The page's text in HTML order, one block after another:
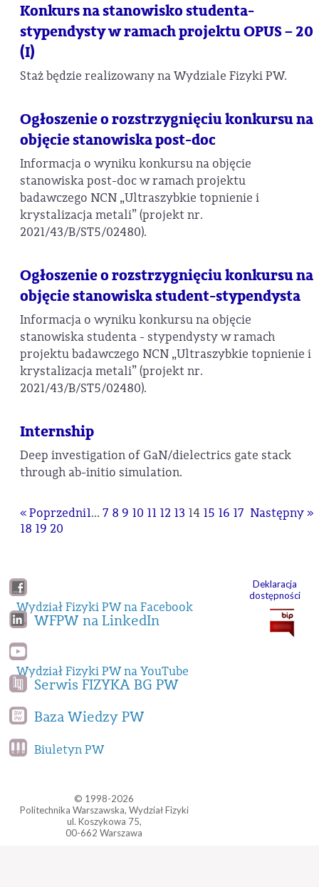
Konkurs na stanowisko studenta-
stypendysty w ramach projektu OPUS – 20
(I)
Staż będzie realizowany na Wydziale Fizyki PW.
Ogłoszenie o rozstrzygnięciu konkursu na
objęcie stanowiska post-doc
Informacja o wyniku konkursu na objęcie
stanowiska post-doc w ramach projektu
badawczego NCN „Ultraszybkie topnienie i
krystalizacja metali” (projekt nr.
2021/43/B/ST5/02480).
Ogłoszenie o rozstrzygnięciu konkursu na
objęcie stanowiska student-stypendysta
Informacja o wyniku konkursu na objęcie
stanowiska studenta - stypendysty w ramach
projektu badawczego NCN „Ultraszybkie topnienie i
krystalizacja metali” (projekt nr.
2021/43/B/ST5/02480).
Internship
Deep investigation of GaN/dielectrics gate stack
through ab-initio simulation.
« Poprzedni Następny »
1... 7 8 9 10 11 12 13 14 15 16 17
18 19 20
Wydział Fizyki PW na Facebook
WFPW na LinkedIn
Wydział Fizyki PW na YouTube
Serwis FIZYKA BG PW
Baza Wiedzy PW
Biuletyn PW
© 1998-2026
Politechnika Warszawska, Wydział Fizyki
ul. Koszykowa 75,
00-662 Warszawa
Deklaracja
dostępności